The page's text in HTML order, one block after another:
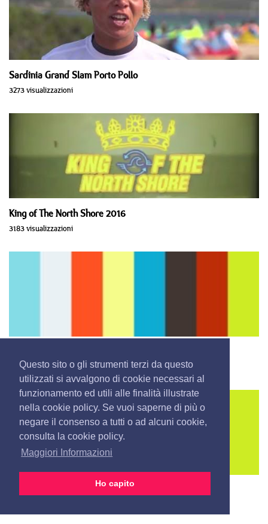
Questo sito o gli strumenti terzi da questo
utilizzati si avvalgono di cookie necessari al
funzionamento ed utili alle finalità illustrate
nella cookie policy. Se vuoi saperne di più o
negare il consenso a tutti o ad alcuni cookie,
consulta la cookie policy.
Maggiori Informazioni
Ho capito
Sardinia Grand Slam Porto Pollo
3273 visualizzazioni
King of The North Shore 2016
3183 visualizzazioni
3775 visualizzazioni
Settembre Mon Amour